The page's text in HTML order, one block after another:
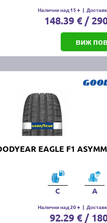
считат за износени, когато
протектора падне под 1.6
по-добро сцепление и
препоръчва смяната им
мм.
Има ли закон за зимни
да шофираме със
през лятото?
не се препоръчва,
направени от по-мека
при високи
имат по-дълъг спирачен
на суха и мокра настилка
Налични над 15 + |
148.39 € /
виж
EAGLE F1
C A
Налични над 20 + |
92.29 € /